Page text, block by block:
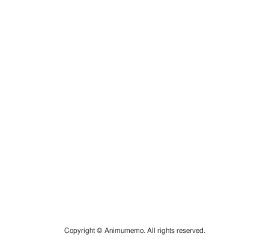
Copyright © Animumemo. All rights reserved.